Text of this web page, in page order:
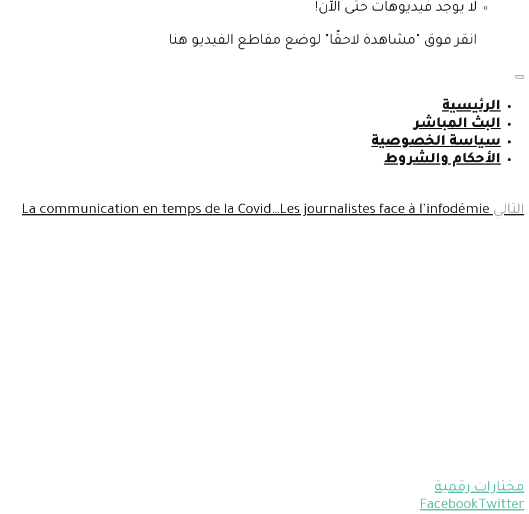
لا يوجد فيديوهات حتى الآن!
انقر فوق "مشاهدة لاحقًا" لوضع مقاطع الفيديو هنا
الرئيسية
البث المباشر
سياسة الخصوصية
الأحكام والشروط
التالي La communication en temps de la Covid…Les journalistes face à l’infodémie
مختارات رقمية
FacebookTwitter